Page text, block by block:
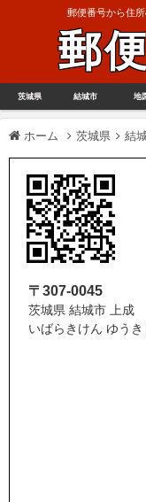
郵便番号から住
郵
茨城県 結城市 地
ホーム 茨城県 結
〒307-0045
茨城県 結城市 上成
いばらきけん ゆう